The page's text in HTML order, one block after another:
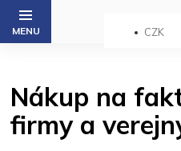
Prejsť
obsah
CZK
Nákup na
firmy a